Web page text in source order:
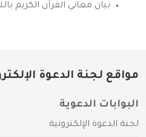
بيان معاني القرآن الكريم
مواقع لجنة الدعوة
البوابات الدعوية
لجنة الدعوة الإلكترونية